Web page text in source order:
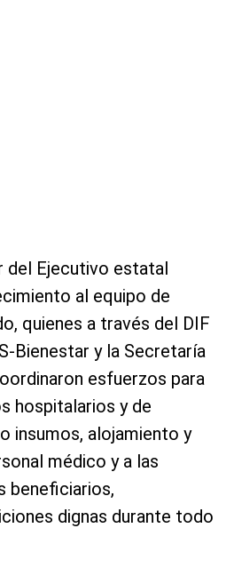
del Ejecutivo estatal
al equipo de
quienes a través del DIF
Bienestar y la Secretaría
esfuerzos para
hospitalarios y de
insumos, alojamiento y
médico y a las
beneficiarios,
dignas durante todo